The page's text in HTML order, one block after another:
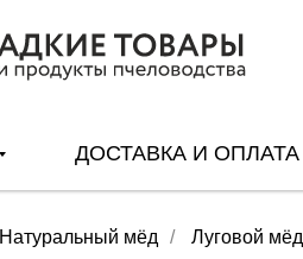
ДОСТАВКА И ОПЛАТА
Натуральный мёд / Луговой мёд